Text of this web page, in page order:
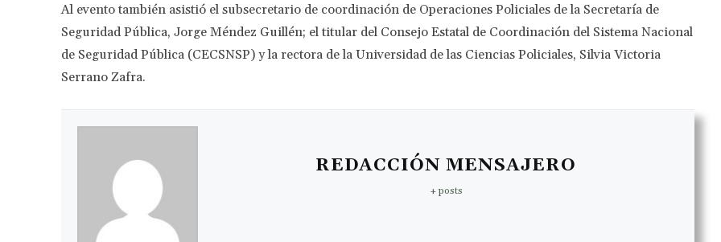
Al evento también asistió el subsecretario de coordinación de Operaciones Policiales de la Secretaría de
Seguridad Pública, Jorge Méndez Guillén; el titular del Consejo Estatal de Coordinación del Sistema Nacional
de Seguridad Pública (CECSNSP) y la rectora de la Universidad de las Ciencias Policiales, Silvia Victoria
Serrano Zafra.
REDACCIÓN MENSAJERO
+ posts